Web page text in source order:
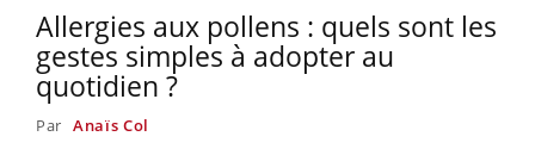
Allergies aux pollens : quels sont les
gestes simples à adopter au
quotidien ?
Par Anaïs Col